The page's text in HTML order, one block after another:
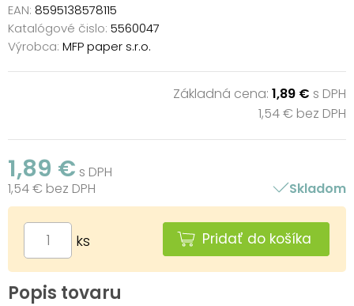
EAN: 8595138578115
Katalógové čislo: 5560047
Výrobca: MFP paper s.r.o.
Základná cena: 1,89 € s DPH
1,54 € bez DPH
1,89 € s DPH
1,54 € bez DPH
Skladom
ks Pridať do košíka
Popis tovaru